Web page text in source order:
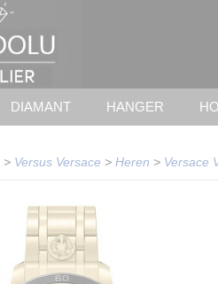
DIAMANT HANGER
> Versus Versace > Heren > Versace